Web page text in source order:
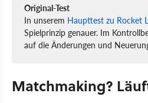
Original-Test
In unserem Haupttest zu Rocket
Spielprinzip genauer. Im
auf die Änderungen und
Matchmaking?